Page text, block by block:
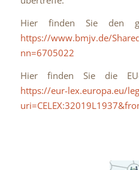
Hier finden Sie den
https://www.bmjv.de/
nn=6705022
Hier finden Sie die EU-
https://eur-lex.europa.eu/